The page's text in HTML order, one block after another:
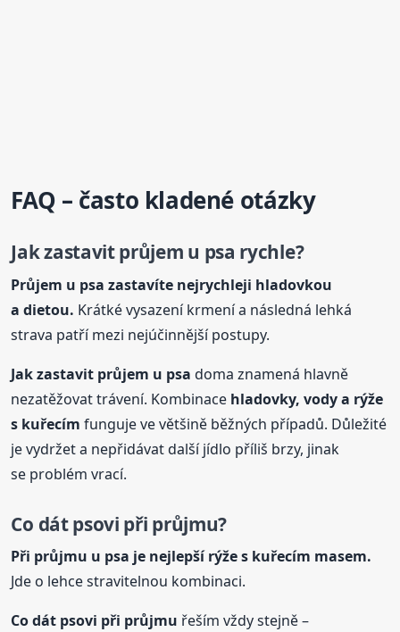
FAQ – často kladené otázky
Jak zastavit průjem u psa rychle?
Průjem u psa zastavíte nejrychleji hladovkou
a dietou. Krátké vysazení krmení a následná lehká
strava patří mezi nejúčinnější postupy.
Jak zastavit průjem u psa doma znamená hlavně
nezatěžovat trávení. Kombinace hladovky, vody a rýže
s kuřecím funguje ve většině běžných případů. Důležité
je vydržet a nepřidávat další jídlo příliš brzy, jinak
se problém vrací.
Co dát psovi při průjmu?
Při průjmu u psa je nejlepší rýže s kuřecím masem.
Jde o lehce stravitelnou kombinaci.
Co dát psovi při průjmu řeším vždy stejně –